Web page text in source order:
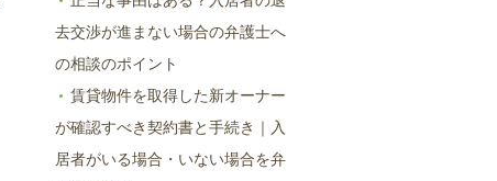
去交渉が進まない場合の弁護士へ
の相談のポイント
賃貸物件を取得した新オーナー
が確認すべき契約書と手続き｜入
居者がいる場合・いない場合を弁